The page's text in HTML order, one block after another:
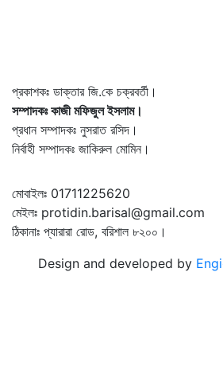
প্রকাশকঃ ডাক্তার জি.কে চক্রবর্তী।
সম্পাদকঃ কাজী মফিজুল ইসলাম।
প্রধান সম্পাদকঃ নুসরাত রসিদ।
নির্বাহী সম্পাদকঃ জাকিরুল মোমিন।
মোবাইলঃ 01711225620
মেইলঃ protidin.barisal@gmail.com
ঠিকানাঃ প্যারারা রোড, বরিশাল ৮২০০।
Design and developed by